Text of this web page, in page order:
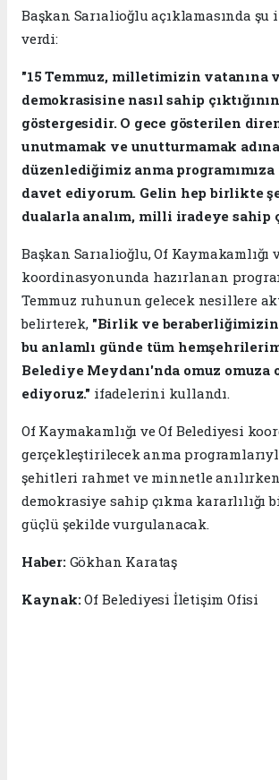
Başkan Sarıalioğlu açıklamasında şu
verdi:
"15 Temmuz, milletimizin vatanına
demokrasisine nasıl sahip
göstergesidir. O gece gösterilen
unutmamak ve unutturmamak adına
düzenlediğimiz anma programımıza
davet ediyorum. Gelin hep birlikte
dualarla analım, milli iradeye sahip
Başkan Sarıalioğlu, Of Kaymakamlığı
koordinasyonunda hazırlanan
Temmuz ruhunun gelecek nesillere
belirterek, "Birlik ve
bu anlamlı günde tüm
Belediye Meydanı'nda omuz omuza
ediyoruz." ifadelerini kullandı.
Of Kaymakamlığı ve Of Belediyesi
gerçekleştirilecek anma
şehitleri rahmet ve minnetle
demokrasiye sahip çıkma kararlılığı
güçlü şekilde vurgulanacak.
Haber: Gökhan Karataş
Kaynak:Of Belediyesi İletişim Ofisi